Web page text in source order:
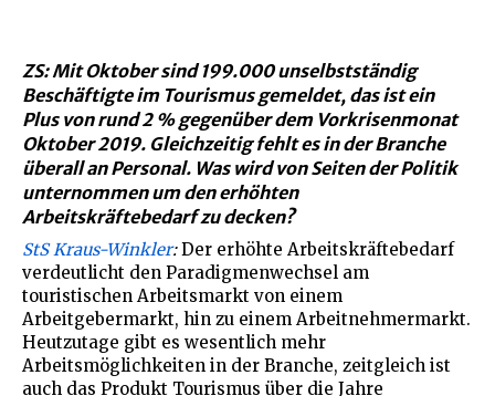
ZS: Mit Oktober sind 199.000 unselbstständig
Beschäftigte im Tourismus gemeldet, das ist ein
Plus von rund 2 % gegenüber dem Vorkrisenmonat
Oktober 2019. Gleichzeitig fehlt es in der Branche
überall an Personal. Was wird von Seiten der Politik
unternommen um den erhöhten
Arbeitskräftebedarf zu decken?
StS Kraus-Winkler:Der erhöhte Arbeitskräftebedarf
verdeutlicht den Paradigmenwechsel am
touristischen Arbeitsmarkt von einem
Arbeitgebermarkt, hin zu einem Arbeitnehmermarkt.
Heutzutage gibt es wesentlich mehr
Arbeitsmöglichkeiten in der Branche, zeitgleich ist
auch das Produkt Tourismus über die Jahre